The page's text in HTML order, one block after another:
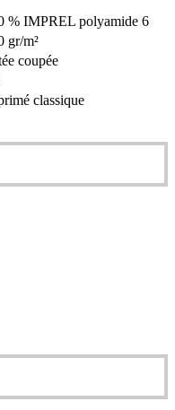
% IMPREL polyamide 6
gr/m²
coupée
classique